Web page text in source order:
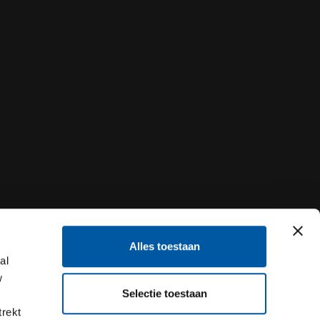
Alles toestaan
Selectie toestaan